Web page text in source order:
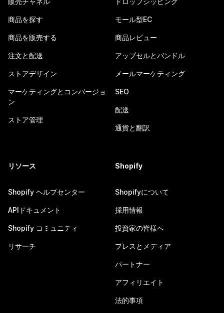
商品を探す
商品を販売する
注文と配送
ストアデザイン
マーケティングとコンバージョ
ン
ストア管理
モール型EC
商品レビュー
アップセルとバンドル
メールマーケティング
SEO
配送
通貨と翻訳
リソース
Shopify ヘルプセンター
APIドキュメント
Shopify コミュニティ
リサーチ
Shopify
Shopifyについて
採用情報
投資家の皆様へ
プレスとメディア
パートナー
アフィリエイト
法的事項